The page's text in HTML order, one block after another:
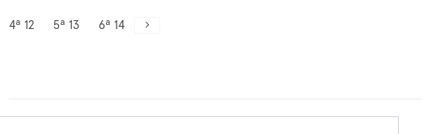
4ª 12 5ª 13 6ª 14